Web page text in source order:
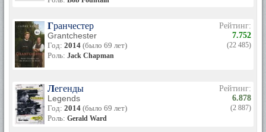
Гранчестер
Grantchester
Год: 2014 (было 69 лет)
Роль: Jack Chapman
Рейтинг:
7.752
(22 485)
Легенды
Legends
Год: 2014 (было 69 лет)
Роль: Gerald Ward
Рейтинг:
6.878
(2 887)